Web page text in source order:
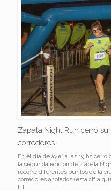
Zapala Night Run cerró
corredores
En el día de ayer a las 19 hs
la segunda edición de Zapala
recorre diferentes puntos de la
corredores anotados (esta cifra
[…]